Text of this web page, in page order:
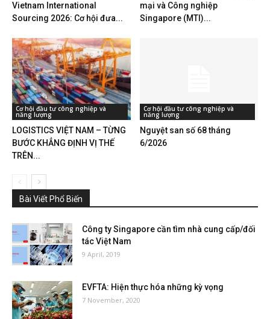
Vietnam International
Sourcing 2026: Cơ hội đưa...
mại và Công nghiệp
Singapore (MTI)...
Cơ hội đầu tư công nghiệp và
năng lượng
LOGISTICS VIỆT NAM – TỪNG
BƯỚC KHẲNG ĐỊNH VỊ THẾ
TRÊN...
Cơ hội đầu tư công nghiệp và
năng lượng
Nguyệt san số 68 tháng
6/2026
Bài Viết Phổ Biến
Công ty Singapore cần tìm nhà cung cấp/đối
tác Việt Nam
9 April, 2019
EVFTA: Hiện thực hóa những kỳ vọng
7 November, 2020